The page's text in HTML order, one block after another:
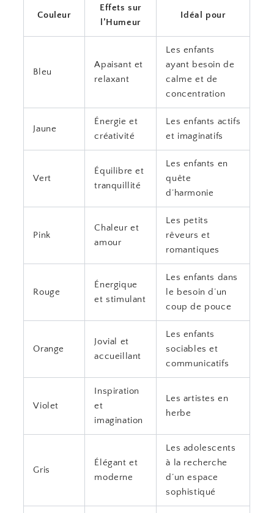
Couleur
Effets sur
l’Humeur
Idéal pour
Bleu
Apaisant et
relaxant
Les enfants
ayant besoin de
calme et de
concentration
Jaune
Énergie et
créativité
Les enfants actifs
et imaginatifs
Vert
Équilibre et
tranquillité
Les enfants en
quête
d’harmonie
Pink
Chaleur et
amour
Les petits
rêveurs et
romantiques
Rouge
Énergique
et stimulant
Les enfants dans
le besoin d’un
coup de pouce
Orange
Jovial et
accueillant
Les enfants
sociables et
communicatifs
Violet
Inspiration
et
imagination
Les artistes en
herbe
Gris
Élégant et
moderne
Les adolescents
à la recherche
d’un espace
sophistiqué